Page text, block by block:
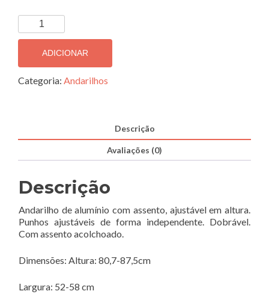
Quantidade
de
Andarilho
Em
Alumínio
ADICIONAR
Categoria: Andarilhos
Descrição
Avaliações (0)
Descrição
Andarilho de alumínio com assento, ajustável em altura.
Punhos ajustáveis de forma independente. Dobrável.
Com assento acolchoado.
Dimensões: Altura: 80,7-87,5cm
Largura: 52-58 cm